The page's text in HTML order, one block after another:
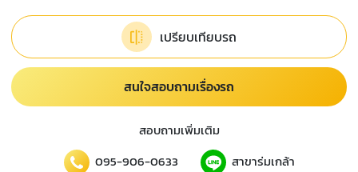
เปรียบเทียบรถ
สนใจสอบถามเรื่องรถ
สอบถามเพิ่มเติม
095-906-0633
สาขาร่มเกล้า